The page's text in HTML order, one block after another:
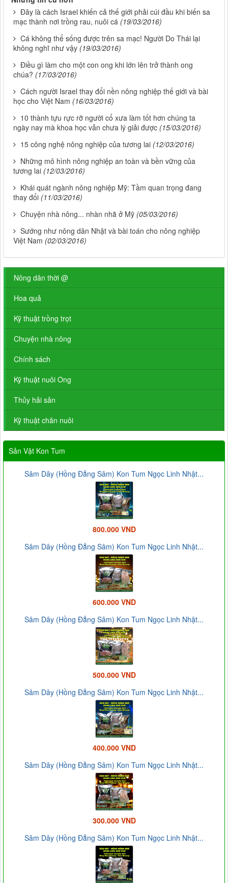
Đây là cách Israel khiến cả thế giới phải cúi đầu khi biến sa
mạc thành nơi trồng rau, nuôi cá (19/03/2016)
Cá không thể sống được trên sa mạc! Người Do Thái lại
không nghĩ như vậy (19/03/2016)
Điều gì làm cho một con ong khi lớn lên trở thành ong
chúa? (17/03/2016)
Cách người Israel thay đổi nền nông nghiệp thế giới và bài
học cho Việt Nam (16/03/2016)
10 thành tựu rực rỡ người cổ xưa làm tốt hơn chúng ta
ngày nay mà khoa học vẫn chưa lý giải được (15/03/2016)
15 công nghệ nông nghiệp của tương lai (12/03/2016)
Những mô hình nông nghiệp an toàn và bền vững của
tương lai (12/03/2016)
Khái quát ngành nông nghiệp Mỹ: Tầm quan trọng đang
thay đổi (11/03/2016)
Chuyện nhà nông... nhàn nhã ở Mỹ (05/03/2016)
Sướng như nông dân Nhật và bài toán cho nông nghiệp
Việt Nam (02/03/2016)
Nông dân thời @
Hoa quả
Kỹ thuật trồng trọt
Chuyện nhà nông
Chính sách
Kỹ thuật nuôi Ong
Thủy hải sản
Kỹ thuật chăn nuôi
Sản Vật Kon Tum
Sâm Dây (Hồng Đẳng Sâm) Kon Tum Ngọc Linh Nhật...
800.000 VND
Sâm Dây (Hồng Đẳng Sâm) Kon Tum Ngọc Linh Nhật...
600.000 VND
Sâm Dây (Hồng Đẳng Sâm) Kon Tum Ngọc Linh Nhật...
500.000 VND
Sâm Dây (Hồng Đẳng Sâm) Kon Tum Ngọc Linh Nhật...
400.000 VND
Sâm Dây (Hồng Đẳng Sâm) Kon Tum Ngọc Linh Nhật...
300.000 VND
Sâm Dây (Hồng Đẳng Sâm) Kon Tum Ngọc Linh Nhật...